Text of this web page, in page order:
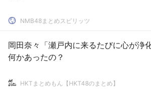
NMB48まとめスピリッツ
岡田奈々「瀬戸内に来るたびに心が浄
何かあったの？
HKTまとめもん【HKT48のまとめ】